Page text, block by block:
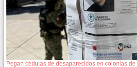
Pegan cédulas de desaparecidos en colonias de